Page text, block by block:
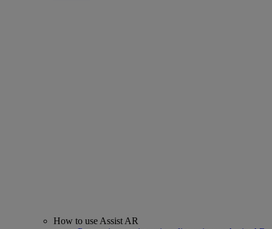
How to use Assist AR